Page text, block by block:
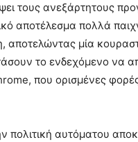
τους ανεξάρτητους
αποτέλεσμα πολλά
αποτελώντας μία
το ενδεχόμενο να
που ορισμένες
αυτόματου